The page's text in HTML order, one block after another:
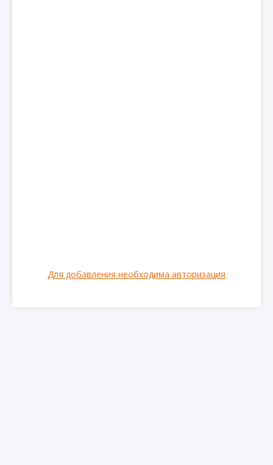
Для добавления необходима авторизация